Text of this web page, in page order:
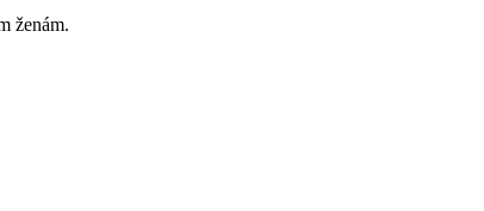
ženám.